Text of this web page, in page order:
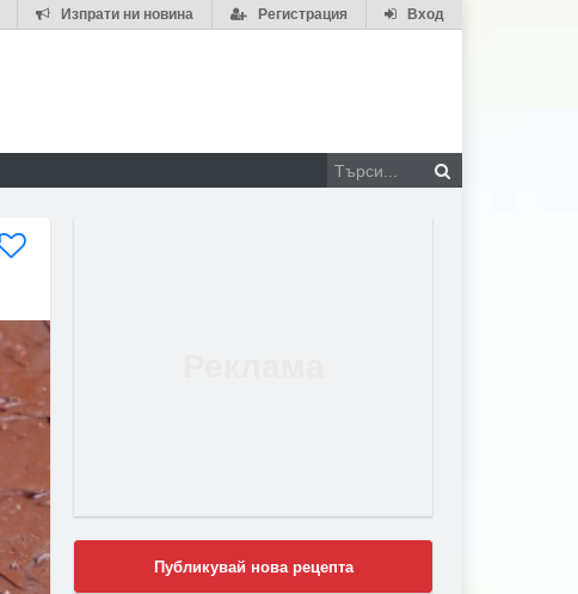
Вход
Регистрация
Изпрати ни новина
Публикувай нова рецепта